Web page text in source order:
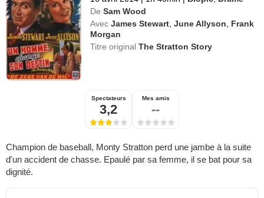
De Sam Wood
Avec James Stewart ,June Allyson
Frank
Morgan
Titre originalThe Stratton Story
Spectateurs
3,2
Mes amis
--
Champion de baseball, Monty Stratton perd une jambe à la suite
d'un accident de chasse. Epaulé par sa femme, il se bat pour sa
dignité.